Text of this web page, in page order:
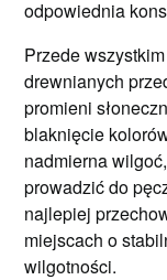
odpowiednia
Przede
drewnianych
promieni
blaknięcie
nadmierna
prowadzić do
najlepiej
miejscach o
wilgotności.